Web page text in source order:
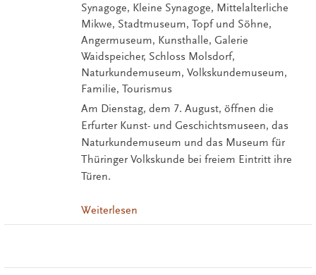
Synagoge, Kleine Synagoge, Mittelalterliche
Mikwe, Stadtmuseum, Topf und Söhne,
Angermuseum, Kunsthalle, Galerie
Waidspeicher, Schloss Molsdorf,
Naturkundemuseum, Volkskundemuseum,
Familie, Tourismus
Am Dienstag, dem 7. August, öffnen die
Erfurter Kunst- und Geschichtsmuseen, das
Naturkundemuseum und das Museum für
Thüringer Volkskunde bei freiem Eintritt ihre
Türen.
Weiterlesen